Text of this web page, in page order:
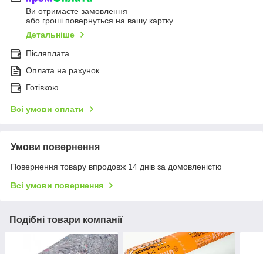
Ви отримаєте замовлення
або гроші повернуться на вашу картку
Детальніше
Післяплата
Оплата на рахунок
Готівкою
Всі умови оплати
Умови повернення
Повернення товару впродовж 14 днів за домовленістю
Всі умови повернення
Подібні товари компанії